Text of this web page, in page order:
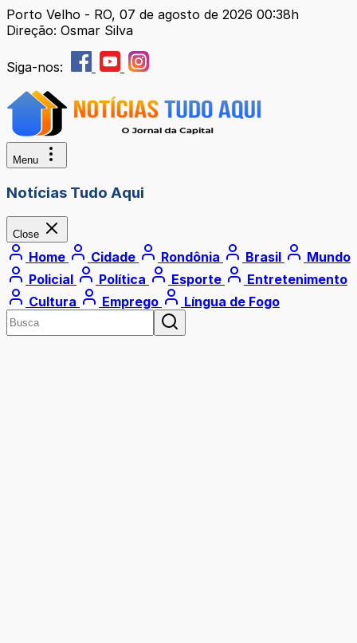
Porto Velho - RO, 07 de agosto de 2026 00:38h
Direção: Osmar Silva
Siga-nos:
Menu
Notícias Tudo Aqui
Close
Home Cidade Rondônia Brasil
Mundo
Policial
Política Esporte
Entretenimento
Cultura
Emprego Língua de Fogo